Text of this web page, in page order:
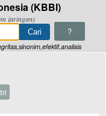
(KBBI)
jaringan)
?